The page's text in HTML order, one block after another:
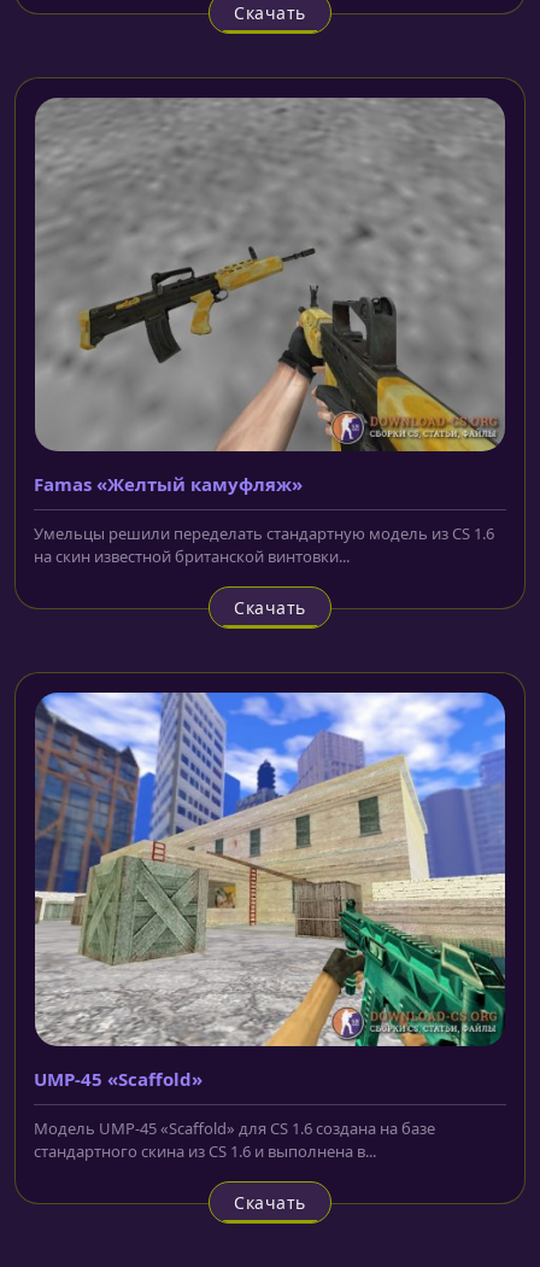
Скачать
Famas «Желтый камуфляж»
Умельцы решили переделать стандартную модель из CS 1.6
на скин известной британской винтовки...
Скачать
UMP-45 «Scaffold»
Модель UMP-45 «Scaffold» для CS 1.6 создана на базе
стандартного скина из CS 1.6 и выполнена в...
Скачать